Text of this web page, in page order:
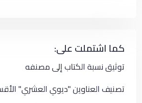
كما اشتملت على:
توثيق نسبة الكتاب إلى مصنفه
تصنيف العناوين "ديوي العشري"